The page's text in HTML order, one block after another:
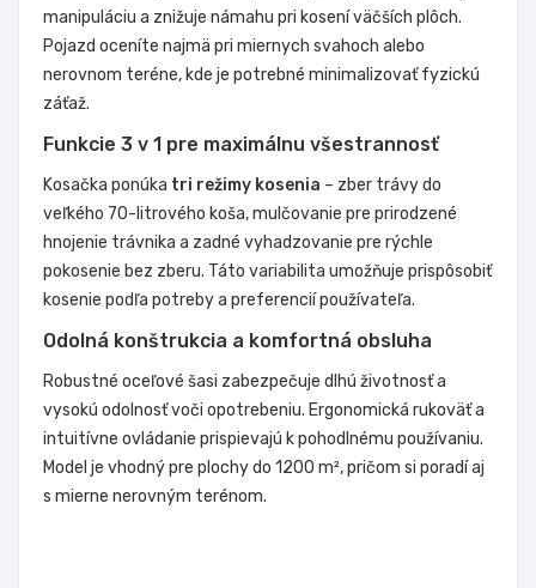
manipuláciu a znižuje námahu pri kosení väčších plôch.
Pojazd oceníte najmä pri miernych svahoch alebo
nerovnom teréne, kde je potrebné minimalizovať fyzickú
záťaž.
Funkcie 3 v 1 pre maximálnu všestrannosť
Kosačka ponúka tri režimy kosenia – zber trávy do
veľkého 70-litrového koša, mulčovanie pre prirodzené
hnojenie trávnika a zadné vyhadzovanie pre rýchle
pokosenie bez zberu. Táto variabilita umožňuje prispôsobiť
kosenie podľa potreby a preferencií používateľa.
Odolná konštrukcia a komfortná obsluha
Robustné oceľové šasi zabezpečuje dlhú životnosť a
vysokú odolnosť voči opotrebeniu. Ergonomická rukoväť a
intuitívne ovládanie prispievajú k pohodlnému používaniu.
Model je vhodný pre plochy do 1200 m², pričom si poradí aj
s mierne nerovným terénom.